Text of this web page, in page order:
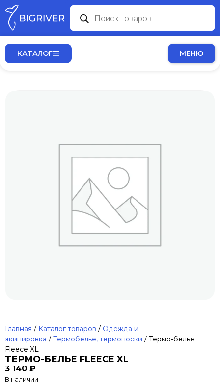
КАТАЛОГ МЕНЮ
Главная / Каталог товаров / Одежда и
экипировка / Термобелье, термоноски / Термо-белье
Fleece XL
ТЕРМО-БЕЛЬЕ FLEECE XL
3 140 ₽
В наличии